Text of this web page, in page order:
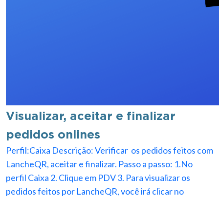
Visualizar, aceitar e finalizar
pedidos onlines
Perfil:Caixa Descrição: Verificar os pedidos feitos com
LancheQR, aceitar e finalizar. Passo a passo: 1.No
perfil Caixa 2. Clique em PDV 3. Para visualizar os
pedidos feitos por LancheQR, você irá clicar no